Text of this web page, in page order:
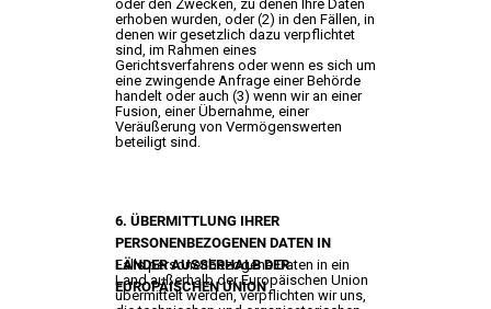
oder den Zwecken, zu denen Ihre Daten
erhoben wurden, oder (2) in den Fällen, in
denen wir gesetzlich dazu verpflichtet
sind, im Rahmen eines
Gerichtsverfahrens oder wenn es sich um
eine zwingende Anfrage einer Behörde
handelt oder auch (3) wenn wir an einer
Fusion, einer Übernahme, einer
Veräußerung von Vermögenswerten
beteiligt sind.
6. ÜBERMITTLUNG IHRER
PERSONENBEZOGENEN DATEN IN
LÄNDER AUSSERHALB DER E
UROPÄISCHEN UNION
Falls personenbezogene Daten in ein
Land außerhalb der Europäischen Union
übermittelt werden, verpflichten wir uns,